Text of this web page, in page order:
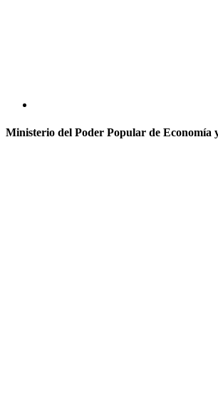
Ministerio del Poder Popular de Economía